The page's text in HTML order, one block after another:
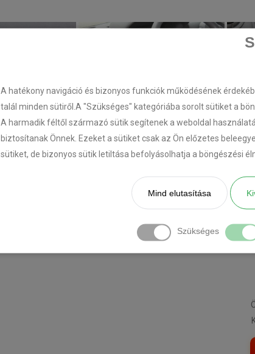
A hatékony navigáció és bizonyos funkciók működésének
talál minden sütiről.A "Szükséges" kategóriába sorolt sütiket a
A harmadik féltől származó sütik segítenek a weboldal
biztosítanak Önnek. Ezeket a sütiket csak az Ön előzetes
sütiket, de bizonyos sütik letiltása befolyásolhatja a böngészési
Mind elutasítása
Szükséges